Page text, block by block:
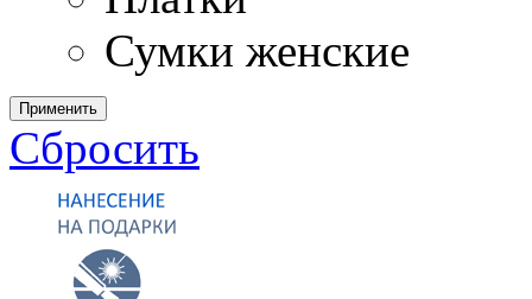
Сумки женские
Применить
Сбросить